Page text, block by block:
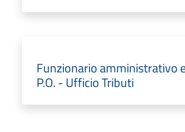
Funzionario amministrativo
P.O. - Ufficio Tributi